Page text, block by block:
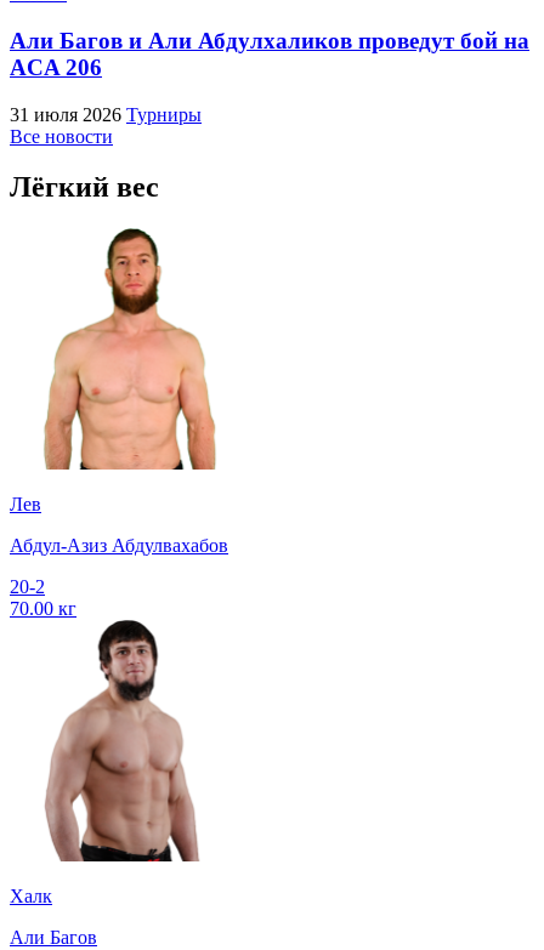
Али Багов и Али Абдулхаликов проведут бой на
ACA 206
31 июля 2026 Турниры
Все новости
Лёгкий вес
Лев
Абдул-Азиз Абдулвахабов
20-2
70.00 кг
Халк
Али Багов